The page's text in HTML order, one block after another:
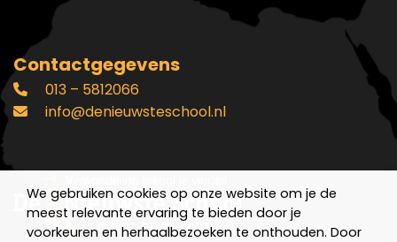
Contactgegevens
013 – 5812066
info@denieuwsteschool.nl
We gebruiken cookies op onze website om je de
meest relevante ervaring te bieden door je
voorkeuren en herhaalbezoeken te onthouden. Door